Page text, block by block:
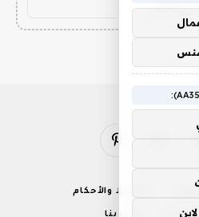
الانستغرامبينتيريست
الشروط والأحكام
اتصل بنا